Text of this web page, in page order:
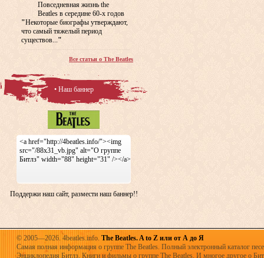
Повседневная жизнь the
Beatles в середине 60-х годов
"Некоторые биографы утверждают,
что самый тяжелый период
существов..."
Все статьи о The Beatles
• Наш баннер
<a href="http://4beatles.info/"><img
src="/88x31_vb.jpg" alt="О группе
Битлз" width="88" height="31" /></a>
Поддержи наш сайт, размести наш баннер!!
© 2005—2026. 4beatles.info. The Beatles. A to Z или от А до Я
Самая полная информация о группе The Beatles. Полный электронный каталог
Энциклопедия Битлз. Книги и фильмы о группе The Beatles. И многое другое о